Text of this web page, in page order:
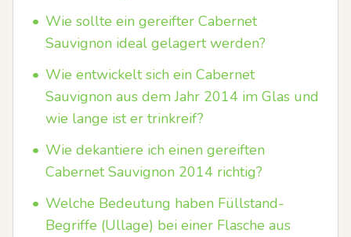
• Wie sollte ein gereifter Cabernet
Sauvignon ideal gelagert werden?
• Wie entwickelt sich ein Cabernet
Sauvignon aus dem Jahr 2014 im Glas und
wie lange ist er trinkreif?
• Wie dekantiere ich einen gereiften
Cabernet Sauvignon 2014 richtig?
• Welche Bedeutung haben Füllstand-
Begriffe (Ullage) bei einer Flasche aus